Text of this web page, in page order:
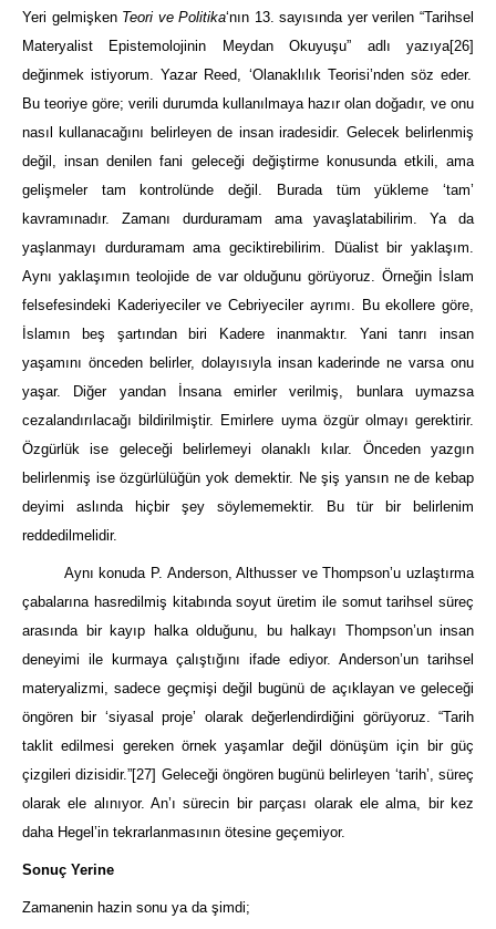
Yeri gelmişken Teori ve Politika‘nın 13. sayısında yer verilen “Tarihsel
Materyalist Epistemolojinin Meydan Okuyuşu” adlı yazıya[26]
değinmek istiyorum. Yazar Reed, ‘Olanaklılık Teorisi’nden söz eder.
Bu teoriye göre; verili durumda kullanılmaya hazır olan doğadır, ve onu
nasıl kullanacağını belirleyen de insan iradesidir. Gelecek belirlenmiş
değil, insan denilen fani geleceği değiştirme konusunda etkili, ama
gelişmeler tam kontrolünde değil. Burada tüm yükleme ‘tam’
kavramınadır. Zamanı durduramam ama yavaşlatabilirim. Ya da
yaşlanmayı durduramam ama geci ktirebilirim. Düalist bir yaklaşım.
Aynı yaklaşımın teolojide de var olduğunu görüyoruz. Örneğin İslam
felsefesindeki Kaderiyeciler ve Cebriyeciler ayrımı. Bu ekollere göre,
İslamın beş şartından biri Kadere inanmaktır. Yani tanrı insan
yaşamını önceden bel irler, dolayısıyla insan kaderinde ne varsa onu
yaşar. Diğer yandan İnsana emirler verilmiş, bunlara uymazsa
cezalandırılacağı bildirilmiştir. Emirlere uyma özgür olmayı gerektirir.
Özgürlük ise geleceği belirlemeyi olanaklı kılar. Önceden yazgın
belirlenmiş ise özgürlülüğün yok demektir. Ne şiş yansın ne de kebap
deyimi aslında hiçbir şey söylememektir. Bu tür bir belirlenim
reddedilmelidir.
Aynı konuda P. Anderson, Althusser ve Thompson’u uzlaştırma
çabalarına hasredilmiş kitabında soyut üretim ile somut tarihsel süreç
arasında bir kayıp halka olduğunu, bu halkayı Thompson’un insan
deneyimi ile kurmaya çalıştığını ifade ediyor. Anderson’un tarihsel
materyalizmi, sadece geçmişi değil bugünü de açıklayan ve geleceği
öngören bir ‘siyasal proje’ olarak değerlendirdiğini görüyoruz. “Tarih
taklit edilmesi gereken örnek yaşamlar değil dönüşüm için bir güç
çizgileri dizisidir.”[27] Geleceği öngören bugünü belirleyen ‘tarih’, süreç
olarak ele alınıyor. An’ı sürecin bir parçası olarak ele alma, bir kez
daha Hegel’in tekrarlanmasının ötesine geçemiyor.
Sonuç Yerine
Zamanenin hazin sonu ya da şimdi;